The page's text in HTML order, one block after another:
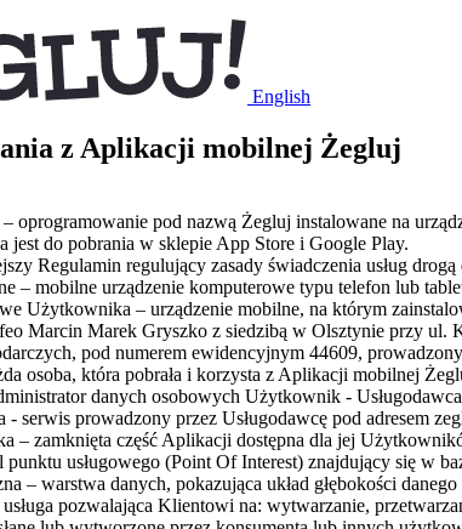
English
z Aplikacji mobilnej Żegluj
oprogramowanie pod nazwą Żegluj instalowane na
jest do pobrania w sklepie App Store i Google Play.
Regulamin regulujący zasady świadczenia usług
– mobilne urządzenie komputerowe typu telefon lub
Użytkownika – urządzenie mobilne, na którym
Marcin Marek Gryszko z siedzibą w Olsztynie przy
pod numerem ewidencyjnym 44609,
osoba, która pobrała i korzysta z Aplikacji mobilnej
danych osobowych Użytkownik -
- serwis prowadzony przez Usługodawcę pod adresem
– zamknięta część Aplikacji dostępna dla jej
usługowego (Point Of Interest) znajdujący się w
– warstwa danych, pokazująca układ głębokości
pozwalająca Klientowi na: wytwarzanie,